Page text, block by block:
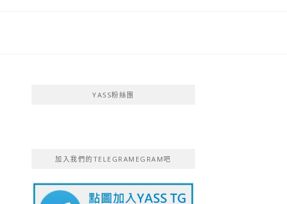
YASS粉絲團
加入我們的TELEGRAMEGRAM吧